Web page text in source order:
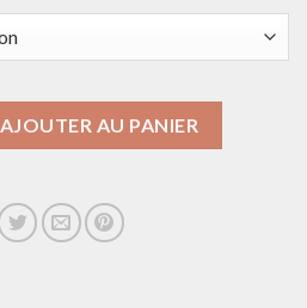
AJOUTER AU PANIER